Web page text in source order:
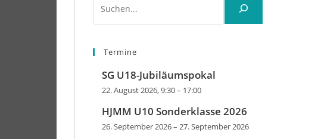
Termine
SG U18-Jubiläumspokal
22. August 2026, 9:30– 17:00
HJMM U10 Sonderklasse 2026
26. September 2026– 27. September 2026